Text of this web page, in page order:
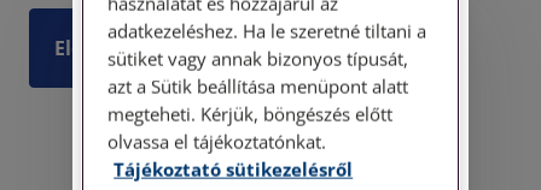
ElolvasomSzemélyes ügyfélfogadás
Tisztelt Ügyfeleink!
Személyes ügyfélszolgálatunk telefonon
történő előzetes időpontegyeztetés után,
adatkezeléshez. Ha le szeretné tiltani a
sütiket vagy annak bizonyos típusát,
azt a Sütik beállítása menüpont alatt
megteheti. Kérjük, böngészés előtt
olvassa el tájékoztatónkat.
Tájékoztató sütikezelésről